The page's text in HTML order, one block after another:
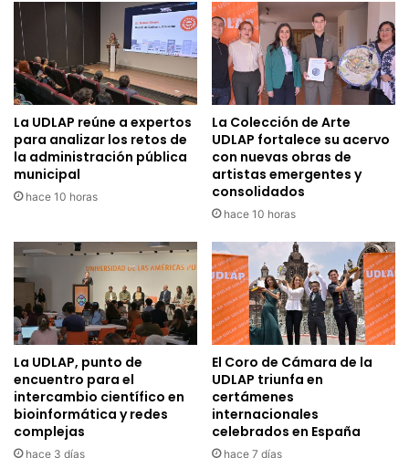
La UDLAP reúne a expertos
para analizar los retos de
la administración pública
municipal
hace 10 horas
La Colección de Arte
UDLAP fortalece su acervo
con nuevas obras de
artistas emergentes y
consolidados
hace 10 horas
La UDLAP, punto de
encuentro para el
intercambio científico en
bioinformática y redes
complejas
hace 3 días
El Coro de Cámara de la
UDLAP triunfa en
certámenes
internacionales
celebrados en España
hace 7 días